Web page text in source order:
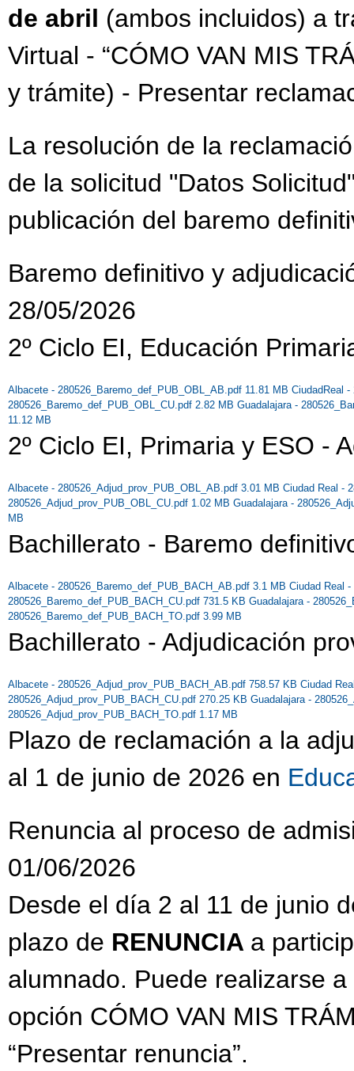
de abril (ambos incluidos) a
Virtual - “CÓMO VAN MIS
y trámite) - Presentar
La resolución de la
de la solicitud "Datos
publicación del baremo
Baremo definitivo y
28/05/2026
2º Ciclo EI, Educación
Albacete - 280526_Baremo_def_PUB_OBL_AB.pdf 11.81 MB CiudadReal
280526_Baremo_def_PUB_OBL_CU.pdf 2.82 MB Guadalajara -
11.12 MB
2º Ciclo EI, Primaria y ESO -
Albacete - 280526_Adjud_prov_PUB_OBL_AB.pdf 3.01 MB Ciudad Real -
280526_Adjud_prov_PUB_OBL_CU.pdf 1.02 MB Guadalajara -
MB
Bachillerato - Baremo
Albacete - 280526_Baremo_def_PUB_BACH_AB.pdf 3.1 MB Ciudad Real
280526_Baremo_def_PUB_BACH_CU.pdf 731.5 KB Guadalajara -
280526_Baremo_def_PUB_BACH_TO.pdf 3.99 MB
Bachillerato - Adjudicación
Albacete - 280526_Adjud_prov_PUB_BACH_AB.pdf 758.57 KB Ciudad
280526_Adjud_prov_PUB_BACH_CU.pdf 270.25 KB Guadalajara -
280526_Adjud_prov_PUB_BACH_TO.pdf 1.17 MB
Plazo de reclamación a la
al 1 de junio de 2026 en
Renuncia al proceso de
01/06/2026
Desde el día 2 al 11 de junio
plazo de RENUNCIA a
alumnado. Puede realizarse
opción CÓMO VAN MIS
“Presentar renuncia”.